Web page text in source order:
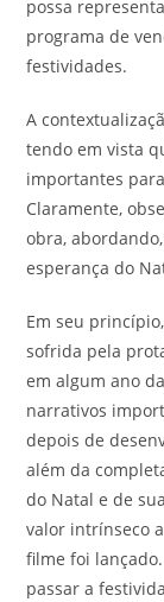
possa
programa de
festividades.
A
tendo em vista
importantes
Claramente,
obra,
esperança do
Em seu
sofrida pela
em algum ano
narrativos
depois de
além da
do Natal e de
valor intrínseco
filme foi
passar a